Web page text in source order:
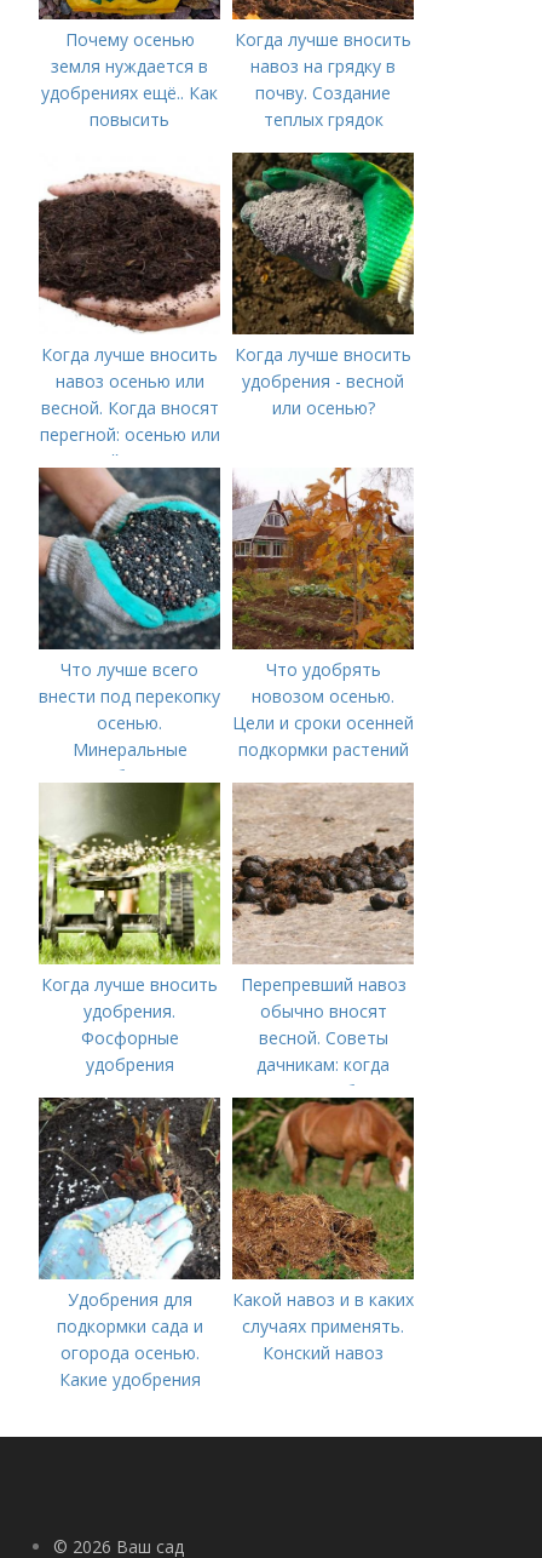
Почему осенью
земля нуждается в
удобрениях ещё.. Как
повысить
осенью
Когда лучше вносить
навоз на грядку в
почву. Создание
теплых грядок
Когда лучше вносить
навоз осенью или
весной. Когда вносят
перегной: осенью или
весной, правила
внесения удобрений
Когда лучше вносить
удобрения - весной
или осенью?
Что лучше всего
внести под перекопку
осенью.
Минеральные
удобрения
Что удобрять
новозом осенью.
Цели и сроки осенней
подкормки растений
Когда лучше вносить
удобрения.
Фосфорные
удобрения
Перепревший навоз
обычно вносят
весной. Советы
дачникам: когда
вносить удобрение
— весной или осенью
(СОВЕТЫ ОПЫТНЫХ)
Удобрения для
подкормки сада и
огорода осенью.
Какие удобрения
правильно это
Какой навоз и в каких
случаях применять.
Конский навоз
© 2026 Ваш сад